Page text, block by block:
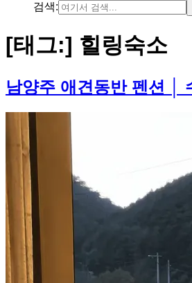
검색:
[태그:] 힐링숙소
남양주 애견동반 펜션 │